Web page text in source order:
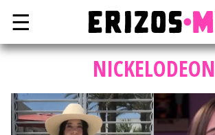
☰
NICKELODEON